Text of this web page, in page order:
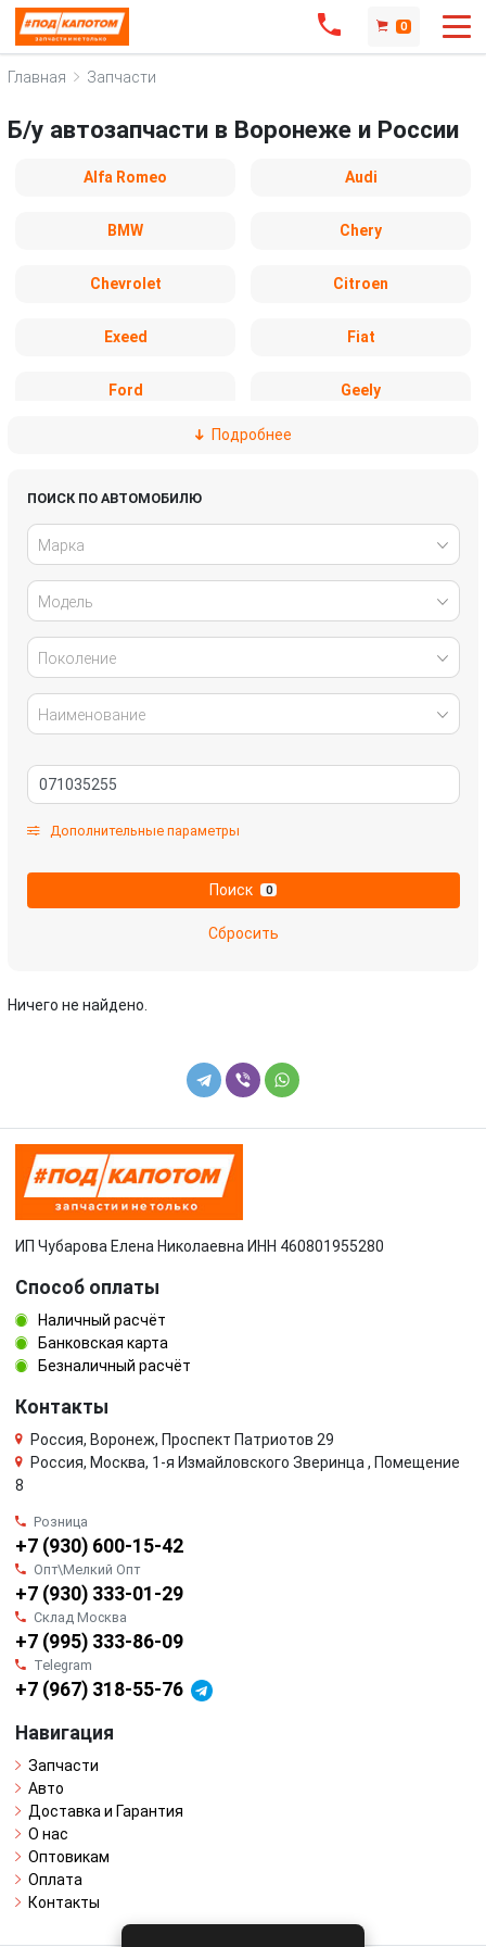
0
Главная Запчасти
Б/у автозапчасти в Воронеже и России
Alfa Romeo Audi
BMW Chery
Chevrolet Citroen
Exeed Fiat
Ford Geely
Infiniti
Land Rover
Mazda
Mitsubishi
Omoda Opel
Skoda SsangYong
Подробнее
ПОИСК ПО АВТОМОБИЛЮ
Марка
Модель
Поколение
Наименование
Дополнительные параметры
Поиск 0
Сбросить
Ничего не найдено.
ИП Чубарова Елена Николаевна ИНН 460801955280
Способ оплаты
Наличный расчёт
Банковская карта
Безналичный расчёт
Контакты
Россия, Воронеж, Проспект Патриотов 29
Россия, Москва, 1-я Измайловского Зверинца , Помещение
8
Розница
+7 (930) 600-15-42
Опт\Мелкий Опт
+7 (930) 333-01-29
Склад Москва
+7 (995) 333-86-09
Telegram
+7 (967) 318-55-76
Навигация
Запчасти
Авто
Доставка и Гарантия
О нас
Оптовикам
Оплата
Контакты